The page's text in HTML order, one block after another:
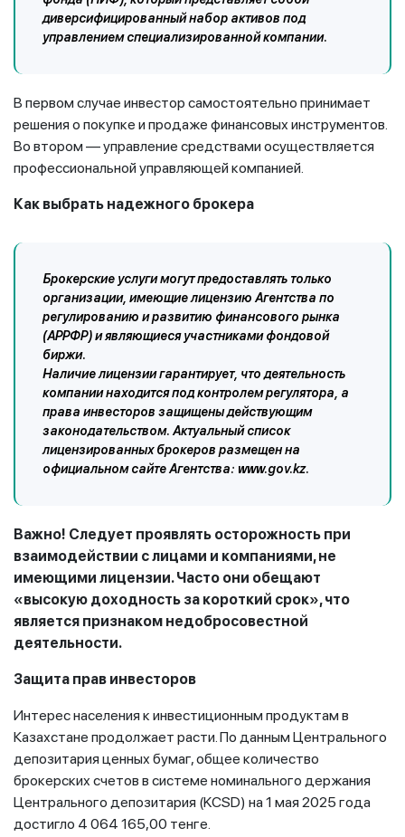
диверсифицированный набор активов под
управлением специализированной компании.
В первом случае инвестор самостоятельно принимает
решения о покупке и продаже финансовых инструментов.
Во втором — управление средствами осуществляется
профессиональной управляющей компанией.
Как выбрать надежного брокера
Брокерские услуги могут предоставлять только
организации, имеющие лицензию Агентства по
регулированию и развитию финансового рынка
(АРРФР) и являющиеся участниками фондовой
биржи.
Наличие лицензии гарантирует, что деятельность
компании находится под контролем регулятора, а
права инвесторов защищены действующим
законодательством. Актуальный список
лицензированных брокеров размещен на
официальном сайте Агентства: www.gov.kz.
Важно! Следует проявлять осторожность при
взаимодействии с лицами и компаниями, не
имеющими лицензии. Часто они обещают
«высокую доходность за короткий срок», что
является признаком недобросовестной
деятельности.
Защита прав инвесторов
Интерес населения к инвестиционным продуктам в
Казахстане продолжает расти. По данным Центрального
депозитария ценных бумаг, общее количество
брокерских счетов в системе номинального держания
Центрального депозитария (KCSD) на 1 мая 2025 года
достигло 4 064 165,00 тенге.